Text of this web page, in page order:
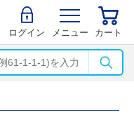
ログイン メニュー カート